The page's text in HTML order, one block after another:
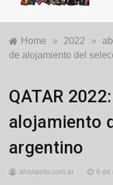
Home » 2022 »
de alojamiento del
Deportes ,
Qatar
2022
QATAR
alojamiento
argentino
ahorainfo.com.ar 6 de